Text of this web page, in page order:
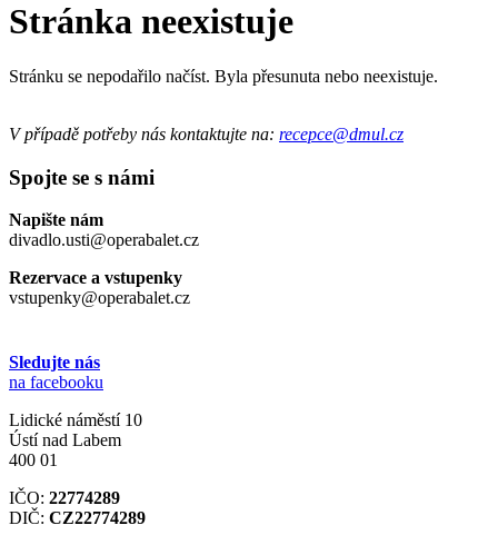
Stránka neexistuje
Stránku se nepodařilo načíst. Byla přesunuta nebo neexistuje.
V případě potřeby nás kontaktujte na: recepce@dmul.cz
Spojte se s námi
Napište nám
divadlo.usti@operabalet.cz
Rezervace a vstupenky
vstupenky@operabalet.cz
Sledujte nás
na facebooku
Lidické náměstí 10
Ústí nad Labem
400 01
IČO: 22774289
DIČ: CZ22774289